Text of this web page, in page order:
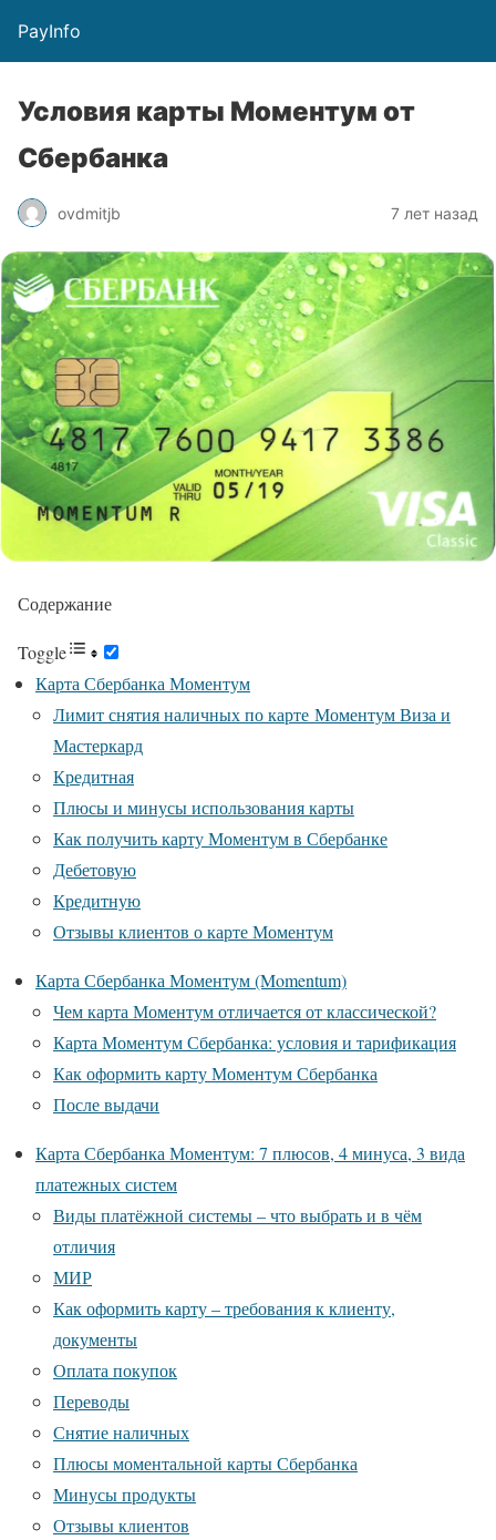
PayInfo
Условия карты Моментум от
Сбербанка
ovdmitjb 7 лет назад
Содержание
Toggle
Карта Сбербанка Моментум
Лимит снятия наличных по карте Моментум Виза и
Мастеркард
Кредитная
Плюсы и минусы использования карты
Как получить карту Моментум в Сбербанке
Дебетовую
Кредитную
Отзывы клиентов о карте Моментум
Карта Сбербанка Моментум (Momentum)
Чем карта Моментум отличается от классической?
Карта Моментум Сбербанка: условия и тарификация
Как оформить карту Моментум Сбербанка
После выдачи
Карта Сбербанка Моментум: 7 плюсов, 4 минуса, 3 вида
платежных систем
Виды платёжной системы – что выбрать и в чём
отличия
МИР
Как оформить карту – требования к клиенту,
документы
Оплата покупок
Переводы
Снятие наличных
Плюсы моментальной карты Сбербанка
Минусы продукты
Отзывы клиентов